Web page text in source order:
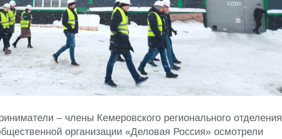
– члены Кемеровского регионального отделения
организации «Деловая Россия» осмотрели